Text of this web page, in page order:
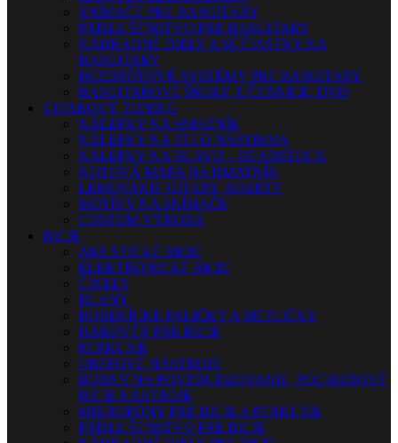
SNÍMAČE PRE BASGITARY
PRÍSLUŠENSTVO PRE BASGITARY
NÁHRADNÉ DIELY A SÚČIASTKY NA
BASGITARY
BEZDRÔTOVÉ SYSTÉMY PRE BASGITARY
BASGITAROVÉ ŠKOLY, UČEBNICE, DVD
GITAROVÝ TUNING
NÁLEPKY NA HMATNÍK
NÁLEPKY NA TELO NÁSTROJA
NÁLEPKY NA HLAVU – HEADSTOCK
NOTOVÁ MAPA NA HMATNÍK
LEMOVANIE GITARY, ROZETY
MOTÍVY NA SNÍMAČE
CUSTOM VÝROBA
BICIE
AKUSTICKÉ BICIE
ELEKTRONICKÉ BICIE
ČINELY
BLANY
BUBENÍCKE PALIČKY A METLIČKY
HARDVÉR PRE BICIE
PERKUSIE
ORFFOVÉ NÁSTROJE
BUBNY NA POVZBUDZOVANIE, POCHODOVÉ
BICIE NÁSTROJE
MIKROFÓNY PRE BICIE A PERKUSIE
PRÍSLUŠENSTVO PRE BICIE